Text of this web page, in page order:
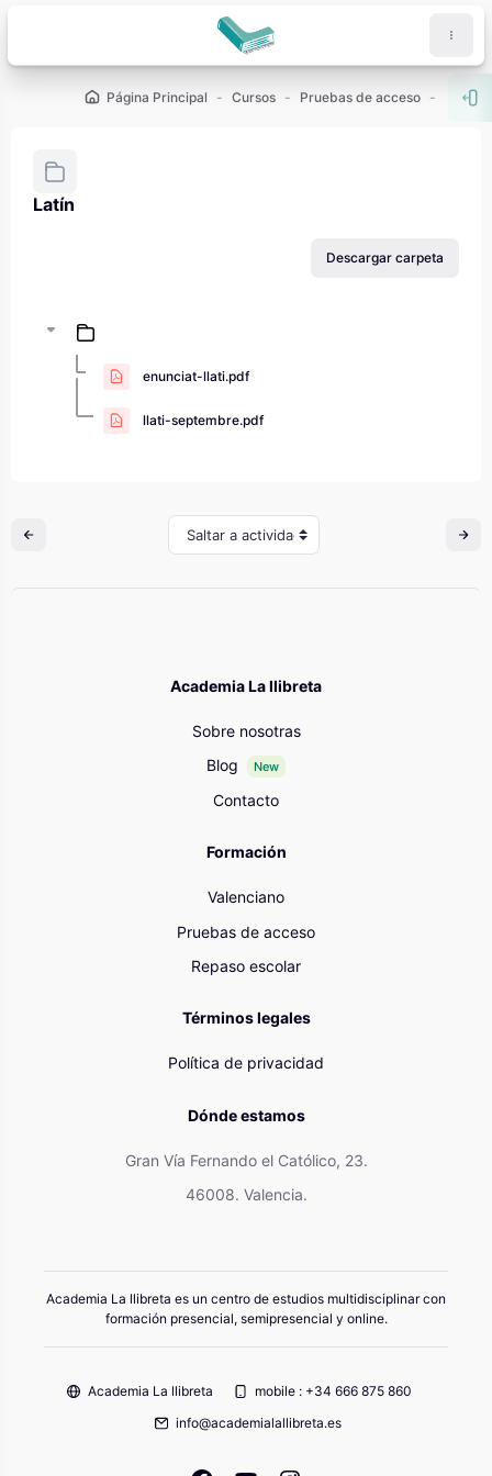
Página Principal Cursos Pruebas de acceso PAU -
Latín
Descargar carpeta
enunciat-llati.pdf
llati-septembre.pdf
Saltar a actividad
Academia La llibreta
Sobre nosotras
Blog
New
Contacto
Formación
Valenciano
Pruebas de acceso
Repaso escolar
Términos legales
Política de privacidad
Dónde estamos
Gran Vía Fernando el Católico, 23.
46008. Valencia.
Academia La llibreta es un centro de estudios multidisciplinar con
formación presencial, semipresencial y online.
Academia La llibreta
mobile : +34 666 875 860
info@academialallibreta.es